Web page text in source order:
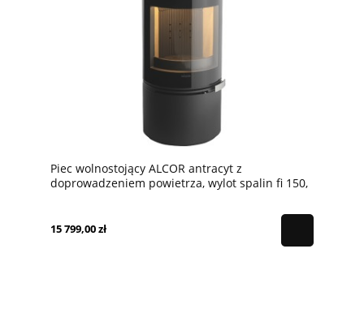
Piec wolnostojący ALCOR antracyt z
doprowadzeniem powietrza, wylot spalin fi 150,
15 799,00 zł